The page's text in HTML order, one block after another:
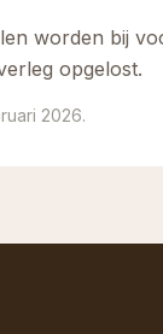
worden bij
opgelost.
2026.